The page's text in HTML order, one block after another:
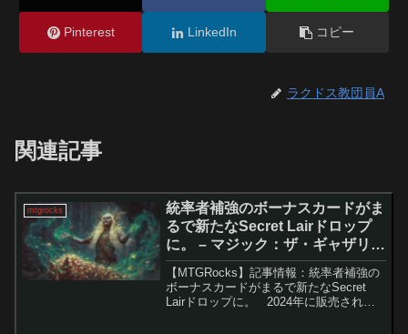
Pinterest LinkedIn コピー
ラクドス教団員A
関連記事
mtgrocks
統率者補強のボーナスカードがま
るで新たなSecret Lairドロップ
に。 – マジック：ザ・ギャザリン
グ
【MTGRocks】記事情報：統率者補強の
ボーナスカードがまるで新たなSecret
Lairドロップに。 2024年に販売された